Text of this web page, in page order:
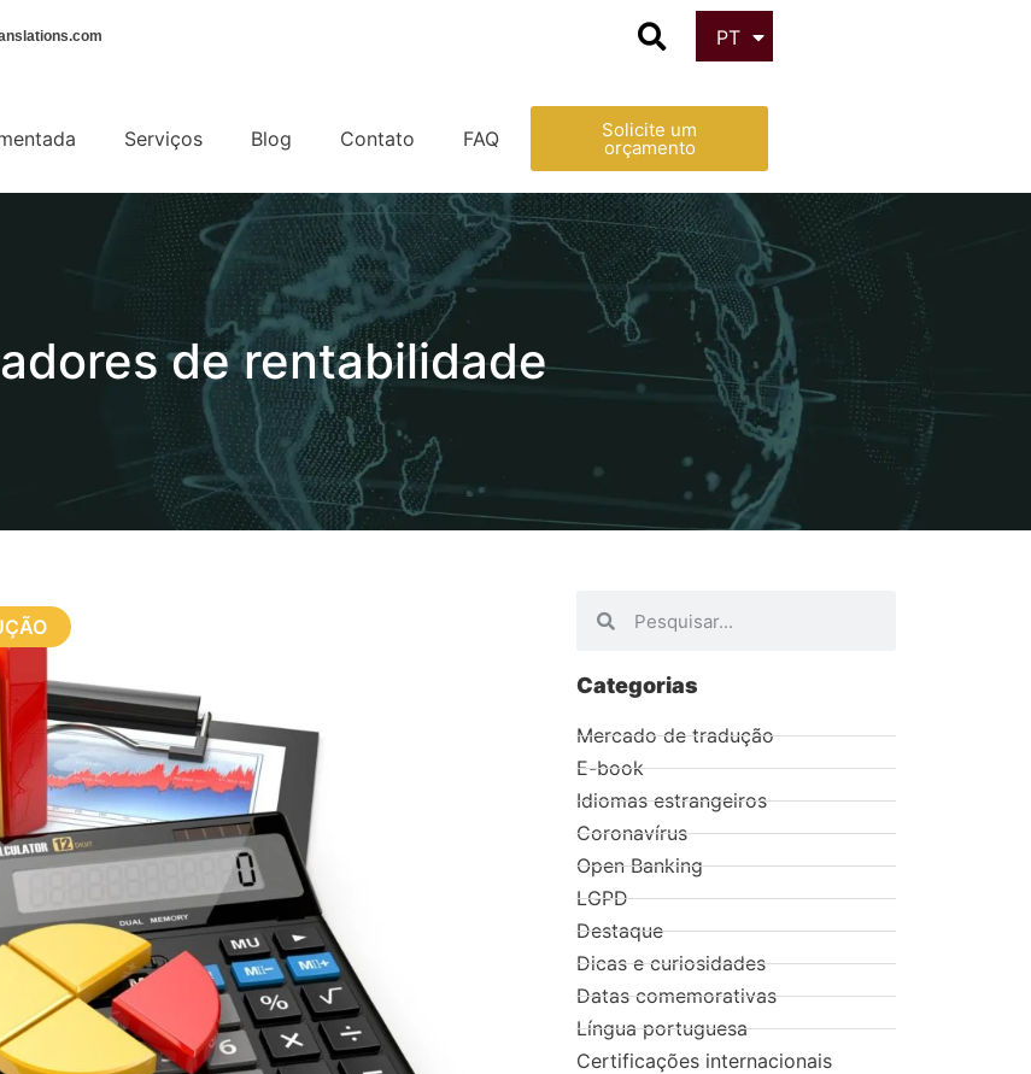
PT
ES
Serviços Blog Contato FAQ Solicite um
orçamento
de rentabilidade
Categorias
Mercado de tradução
E-book
Idiomas estrangeiros
Coronavírus
Open Banking
LGPD
Destaque
Dicas e curiosidades
Datas comemorativas
Língua portuguesa
Certificações internacionais